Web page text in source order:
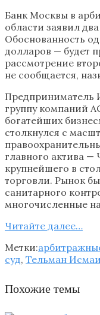
Банк Москвы в
области заявил
Обоснованность
долларов — будет
рассмотрение
не сообщается,
Предприниматель
группу компаний
богатейших
столкнулся с
главного актива —
крупнейшего в
торговли. Рынок
санитарного
многочисленные
Читайте далее…
Метки:
суд, Тельман
Похожие темы